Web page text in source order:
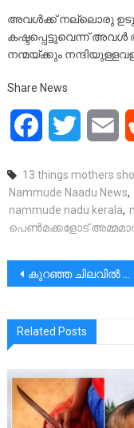
അവള്‍ക്ക് നല്ലൊരു
കഷ്ടപ്പെട്ടുവെന്ന് അവള്‍
നന്മയ്ക്കും
Share News
FacebookTwitter
13 things mothers
Nammude Naadu News,
nammude nadu kerala,
പെണ്‍മക്കളോട്
കുറഞ്ഞ ചിലവിൽ പോയി വരാവുന്ന 4 രാജ്യങ്ങൾ..
Related Posts